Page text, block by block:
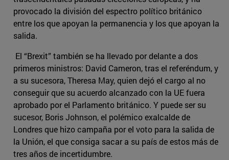
provocado la división del espectro político británico
entre los que apoyan la permanencia y los que apoyan la
salida.
El “Brexit” también se ha llevado por delante a dos
primeros ministros: David Cameron, tras el referéndum, y
a su sucesora, Theresa May, quien dejó el cargo al no
conseguir que su acuerdo alcanzado con la UE fuera
aprobado por el Parlamento británico. Y puede ser su
sucesor, Boris Johnson, el polémico exalcalde de
Londres que hizo campaña por el voto para la salida de
la Unión, el que consiga sacar a su país de estos más de
tres años de incertidumbre.